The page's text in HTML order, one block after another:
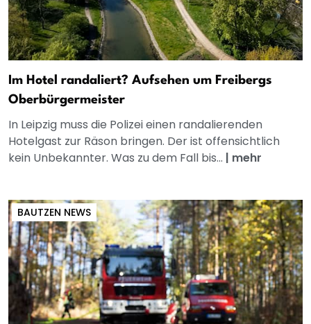
Im Hotel randaliert? Aufsehen um Freibergs
Oberbürgermeister
In Leipzig muss die Polizei einen randalierenden
Hotelgast zur Räson bringen. Der ist offensichtlich
kein Unbekannter. Was zu dem Fall bis... | mehr
BAUTZEN NEWS